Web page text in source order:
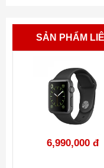
Thiết kế tinh tế, hiện đại
Đồng hồ thông minh
Aluminium thanh thoát,
giác thoải mái và cao
hình OLED Retina với
con số cực kì cao mà
SẢN PHẨM
6,990,000 đ